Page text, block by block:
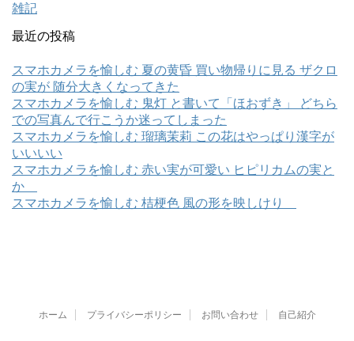
雑記
最近の投稿
スマホカメラを愉しむ 夏の黄昏 買い物帰りに見る ザクロ
の実が 随分大きくなってきた
スマホカメラを愉しむ 鬼灯 と書いて「ほおずき」 どちら
での写真んで行こうか迷ってしまった
スマホカメラを愉しむ 瑠璃茉莉 この花はやっぱり漢字が
いいいい
スマホカメラを愉しむ 赤い実が可愛い ヒピリカムの実と
か
スマホカメラを愉しむ 桔梗色 風の形を映しけり
ホーム プライバシーポリシー お問い合わせ 自己紹介